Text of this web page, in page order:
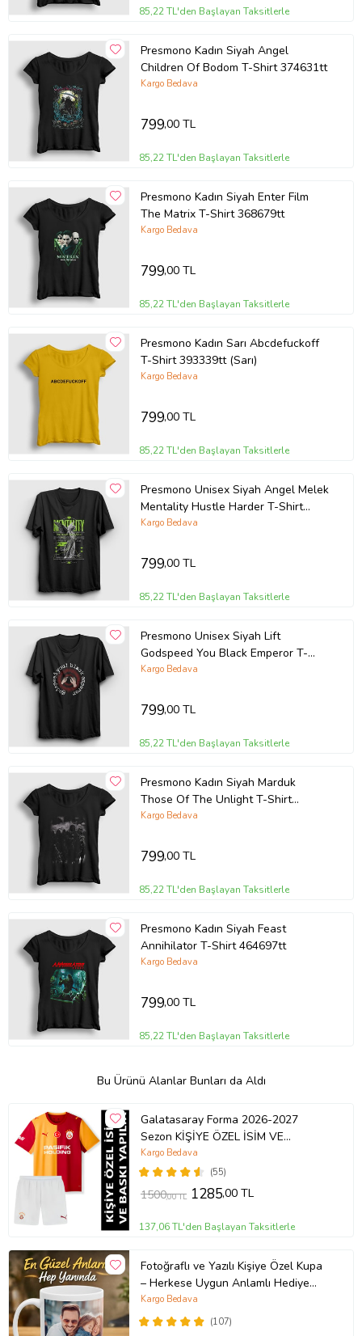
85,22 TL'den Başlayan Taksitlerle
Presmono Kadın Siyah Angel
Children Of Bodom T-Shirt 374631tt
Kargo Bedava
799,00 TL
85,22 TL'den Başlayan Taksitlerle
Presmono Kadın Siyah Enter Film
The Matrix T-Shirt 368679tt
Kargo Bedava
799,00 TL
85,22 TL'den Başlayan Taksitlerle
Presmono Kadın Sarı Abcdefuckoff
T-Shirt 393339tt (Sarı)
Kargo Bedava
799,00 TL
85,22 TL'den Başlayan Taksitlerle
Presmono Unisex Siyah Angel Melek
Mentality Hustle Harder T-Shirt
441260tt
Kargo Bedava
799,00 TL
85,22 TL'den Başlayan Taksitlerle
Presmono Unisex Siyah Lift
Godspeed You Black Emperor T-
Shirt 465533tt
Kargo Bedava
799,00 TL
85,22 TL'den Başlayan Taksitlerle
Presmono Kadın Siyah Marduk
Those Of The Unlight T-Shirt
436910tt
Kargo Bedava
799,00 TL
85,22 TL'den Başlayan Taksitlerle
Presmono Kadın Siyah Feast
Annihilator T-Shirt 464697tt
Kargo Bedava
799,00 TL
85,22 TL'den Başlayan Taksitlerle
Bu Ürünü Alanlar Bunları da Aldı
Galatasaray Forma 2026-2027
Sezon KİŞİYE ÖZEL İSİM VE
NUMARA BASKILI Çocuk Futbol
Forması pp46 (55)
Kargo Bedava
1500,00 TL 1285,00 TL
137,06 TL'den Başlayan Taksitlerle
Fotoğraflı ve Yazılı Kişiye Özel Kupa
– Herkese Uygun Anlamlı Hediye
Porselen Baskılı Kupa (Beyaz)
(107)
Kargo Bedava